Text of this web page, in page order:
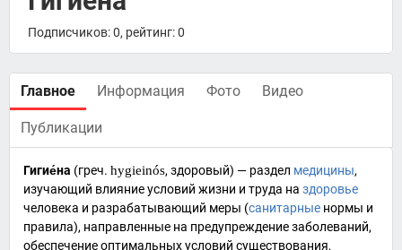
Подписчиков: 0, рейтинг: 0
Главное Информация Фото Видео
Публикации
Гигие́на (греч. hygieinós, здоровый) — раздел медицины,
изучающий влияние условий жизни и труда на здоровье
человека и разрабатывающий меры (санитарные нормы и
правила), направленные на предупреждение заболеваний,
обеспечение оптимальных условий существования,